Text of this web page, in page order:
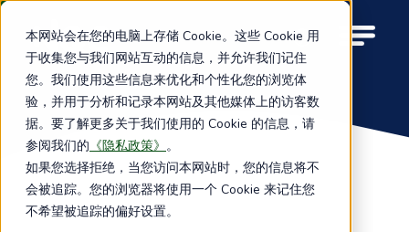
本网站会在您的电脑上存储 Cookie。这些 Cookie 用
于收集您与我们网站互动的信息，并允许我们记住
您。我们使用这些信息来优化和个性化您的浏览体
验，并用于分析和记录本网站及其他媒体上的访客数
据。要了解更多关于我们使用的 Cookie 的信息，请
参阅我们的 《隐私政策》 。
如果您选择拒绝，当您访问本网站时，您的信息将不
会被追踪。您的浏览器将使用一个 Cookie 来记住您
不希望被追踪的偏好设置。
Skip
content
M